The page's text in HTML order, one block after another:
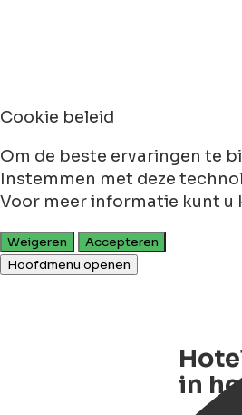
Cookie beleid
Om de beste ervaringen te
Instemmen met deze
Voor meer informatie kunt u
Weigeren
Accepteren
Hoofdmenu openen
in